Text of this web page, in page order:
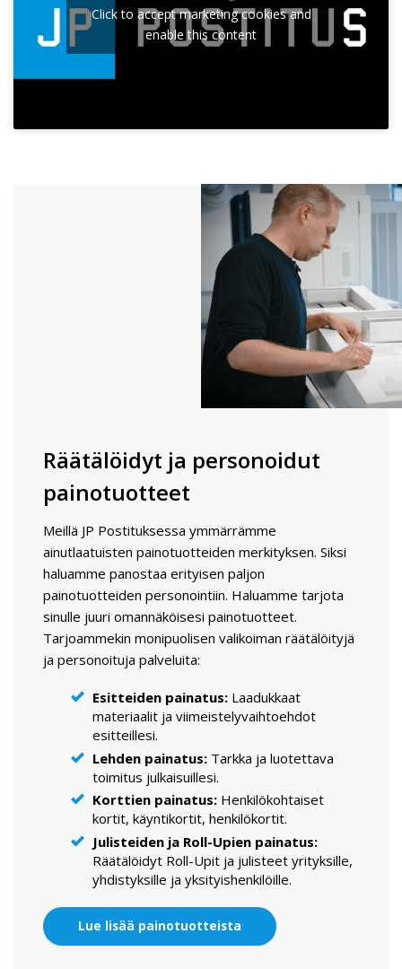
Click to accept marketing cookies and
enable this content
Räätälöidyt ja personoidut
painotuotteet
Meillä JP Postituksessa ymmärrämme
ainutlaatuisten painotuotteiden merkityksen. Siksi
haluamme panostaa erityisen paljon
painotuotteiden personointiin. Haluamme tarjota
sinulle juuri omannäköisesi painotuotteet.
Tarjoammekin monipuolisen valikoiman räätälöityjä
ja personoituja palveluita:
Esitteiden painatus:Laadukkaat
materiaalit ja viimeistelyvaihtoehdot
esitteillesi.
Lehden painatus:Tarkka ja luotettava
toimitus julkaisuillesi.
Korttien painatus: Henkilökohtaiset
kortit, käyntikortit, henkilökortit.
Julisteiden ja Roll-Upien painatus:
Räätälöidyt Roll-Upit ja julisteet yrityksille,
yhdistyksille ja yksityishenkilöille.
Lue lisää painotuotteista